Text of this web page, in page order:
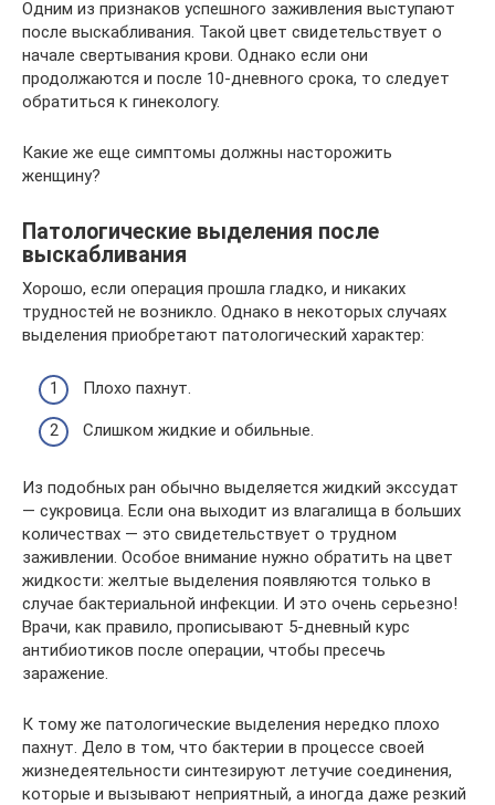
Одним из признаков успешного заживления выступают
после выскабливания. Такой цвет свидетельствует о
начале свертывания крови. Однако если они
продолжаются и после 10-дневного срока, то следует
обратиться к гинекологу.
Какие же еще симптомы должны насторожить
женщину?
Патологические выделения после
выскабливания
Хорошо, если операция прошла гладко, и никаких
трудностей не возникло. Однако в некоторых случаях
выделения приобретают патологический характер:
Плохо пахнут.
Слишком жидкие и обильные.
Из подобных ран обычно выделяется жидкий экссудат
― сукровица. Если она выходит из влагалища в больших
количествах — это свидетельствует о трудном
заживлении. Особое внимание нужно обратить на цвет
жидкости: желтые выделения появляются только в
случае бактериальной инфекции. И это очень серьезно!
Врачи, как правило, прописывают 5-дневный курс
антибиотиков после операции, чтобы пресечь
заражение.
К тому же патологические выделения нередко плохо
пахнут. Дело в том, что бактерии в процессе своей
жизнедеятельности синтезируют летучие соединения,
которые и вызывают неприятный, а иногда даже резкий